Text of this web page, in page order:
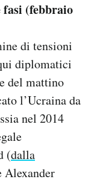
fasi (febbraio
di tensioni
diplomatici
del mattino
l’Ucraina da
nel 2014
(dalla
Alexander